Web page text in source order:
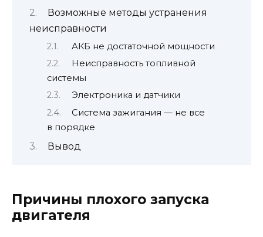
Возможные методы устранения
неисправности
АКБ не достаточной мощности
Неисправность топливной
системы
Электроника и датчики
Система зажигания — не все
в порядке
Вывод
Причины плохого запуска
двигателя